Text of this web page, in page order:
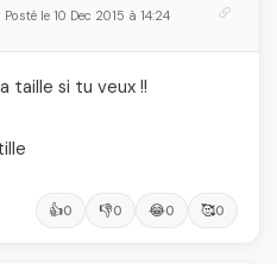
Posté le 10 Dec 2015 à 14:24
taille si tu veux !!
👍0 👎0 😂0 🥰0